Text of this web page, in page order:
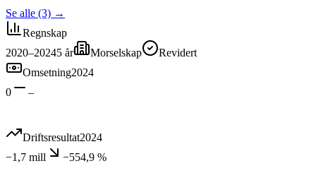
Se alle (3) →
Regnskap
2020–20245 år Morselskap
Revidert
Omsetning2024
0
–
Driftsresultat2024
−1,7 mill
−554,9 %